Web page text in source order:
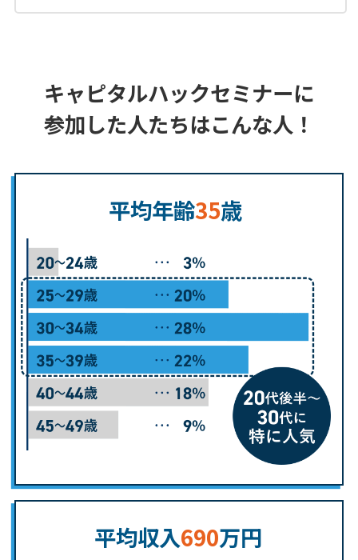
キャピタルハックセミナーに
参加した人たちはこんな人！
平均年齢35歳
平均収入690万円